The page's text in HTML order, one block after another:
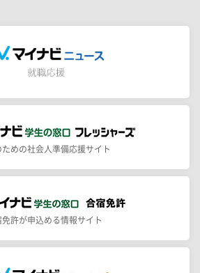
ための社会人準備応援サイト
免許が申込める情報サイト